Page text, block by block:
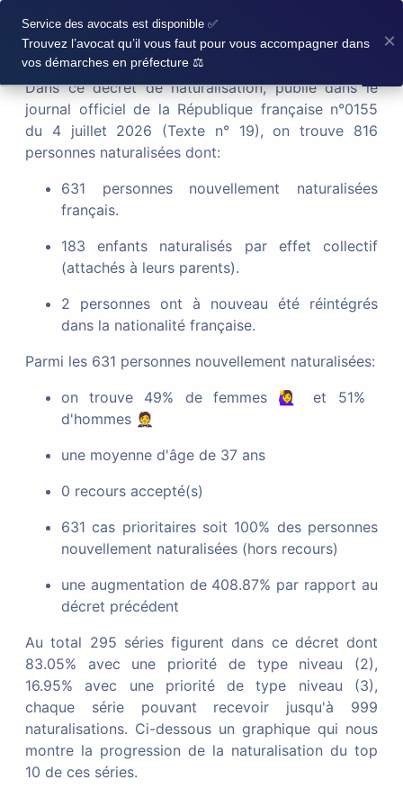
Décrets de
naturaliation
CRÉER MA NOTIFICATION
Décret de naturalisation du 31 juillet
2026
Publié dansJORF n°0182 du 6 août 2026
Nouveau!
Décret de naturalisation du 30 juillet
2026
Texte n° 38| Dossiers papier / Dossiers en ligne
Publié dansJORF n°0179 du 2 août 2026
TÉLÉCHARGER SUR LEGIFRANCE
Décret de naturalisation du 24 juillet
2026
Texte n° 56| Dossiers en ligne
Service des avocats est disponible ✅
Trouvez l’avocat qu’il vous faut pour vous accompagner dans
vos démarches en préfecture ⚖️
×
Décret de naturalisation du 30 juin 2026
Dans ce décret de naturalisation, publié dans le
journal officiel de la République française n°0155
du 4 juillet 2026 (Texte n° 19), on trouve 816
personnes naturalisées dont:
631 personnes nouvellement naturalisées
français.
183 enfants naturalisés par effet collectif
(attachés à leurs parents).
2 personnes ont à nouveau été réintégrés
dans la nationalité française.
Parmi les 631 personnes nouvellement naturalisées:
on trouve 49% de femmes 🙋‍♀️ et 51%
d'hommes 🤵
une moyenne d'âge de 37 ans
0 recours accepté(s)
631 cas prioritaires soit 100% des personnes
nouvellement naturalisées (hors recours)
une augmentation de 408.87% par rapport au
décret précédent
Au total 295 séries figurent dans ce décret dont
83.05% avec une priorité de type niveau (2),
16.95% avec une priorité de type niveau (3),
chaque série pouvant recevoir jusqu'à 999
naturalisations. Ci-dessous un graphique qui nous
montre la progression de la naturalisation du top
10 de ces séries.